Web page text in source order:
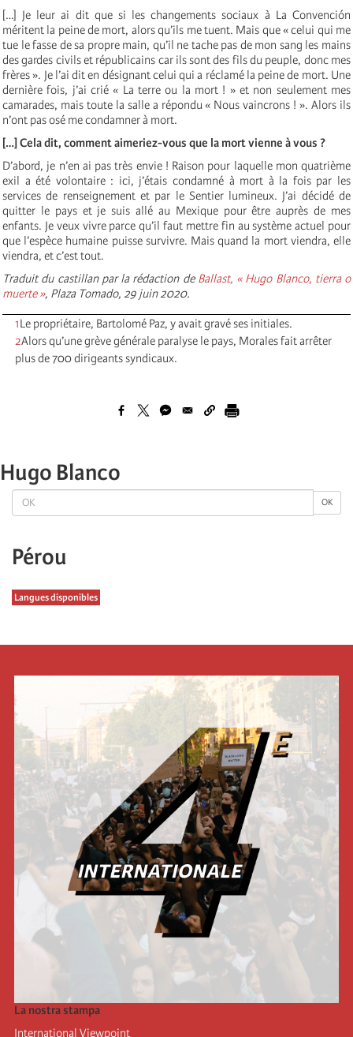
OK OK
Pérou
Langues disponibles
[…] Je leur ai dit que si les changements sociaux à La Convención
méritent la peine de mort, alors qu’ils me tuent. Mais que « celui qui me
tue le fasse de sa propre main, qu’il ne tache pas de mon sang les mains
des gardes civils et républicains car ils sont des fils du peuple, donc mes
frères ». Je l’ai dit en désignant celui qui a réclamé la peine de mort. Une
dernière fois, j’ai crié « La terre ou la mort ! » et non seulement mes
camarades, mais toute la salle a répondu « Nous vaincrons ! ». Alors ils
n’ont pas osé me condamner à mort.
[…] Cela dit, comment aimeriez-vous que la mort vienne à vous ?
D’abord, je n’en ai pas très envie ! Raison pour laquelle mon quatrième
exil a été volontaire : ici, j’étais condamné à mort à la fois par les
services de renseignement et par le Sentier lumineux. J’ai décidé de
quitter le pays et je suis allé au Mexique pour être auprès de mes
enfants. Je veux vivre parce qu’il faut mettre fin au système actuel pour
que l’espèce humaine puisse survivre. Mais quand la mort viendra, elle
viendra, et c’est tout.
Traduit du castillan par la rédaction de Ballast, « Hugo Blanco, tierra o
muerte », Plaza Tomado, 29 juin 2020.
1Le propriétaire, Bartolomé Paz, y avait gravé ses initiales.
2Alors qu’une grève générale paralyse le pays, Morales fait arrêter
plus de 700 dirigeants syndicaux.
Hugo Blanco
La nostra stampa
International Viewpoint